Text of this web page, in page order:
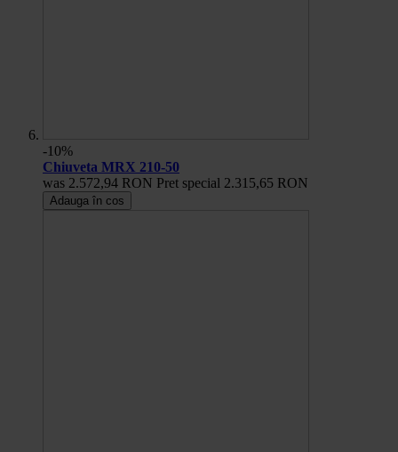
-10%
Chiuveta MRX 210-50
was 2.572,94 RON Pret special 2.315,65 RON
Adauga în cos